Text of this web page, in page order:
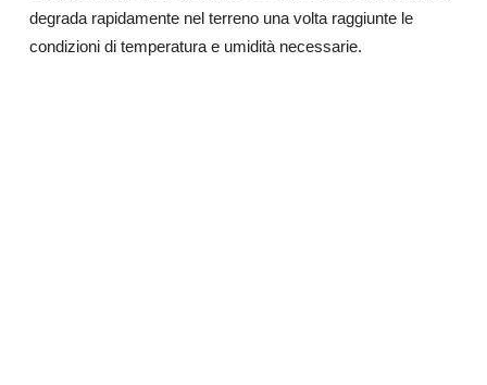
degrada rapidamente nel terreno una volta raggiunte le
condizioni di temperatura e umidità necessarie.